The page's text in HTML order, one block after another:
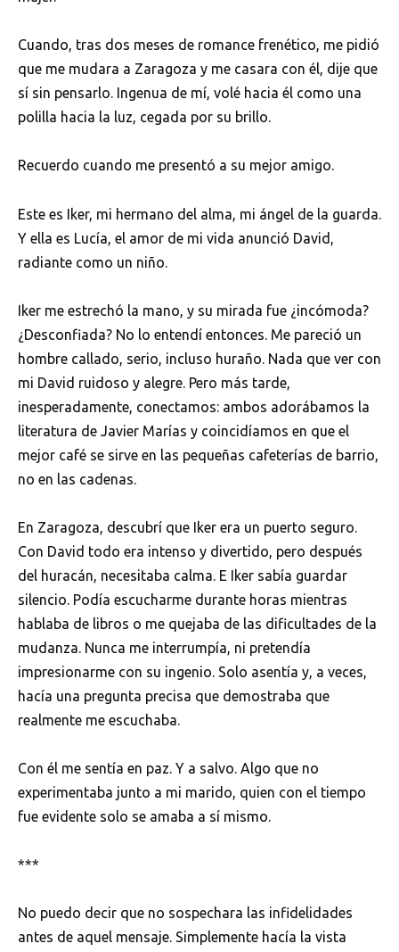
Cuando, tras dos meses de romance frenético, me pidió
que me mudara a Zaragoza y me casara con él, dije que
sí sin pensarlo. Ingenua de mí, volé hacia él como una
polilla hacia la luz, cegada por su brillo.
Recuerdo cuando me presentó a su mejor amigo.
Este es Iker, mi hermano del alma, mi ángel de la guarda.
Y ella es Lucía, el amor de mi vida anunció David,
radiante como un niño.
Iker me estrechó la mano, y su mirada fue ¿incómoda?
¿Desconfiada? No lo entendí entonces. Me pareció un
hombre callado, serio, incluso huraño. Nada que ver con
mi David ruidoso y alegre. Pero más tarde,
inesperadamente, conectamos: ambos adorábamos la
literatura de Javier Marías y coincidíamos en que el
mejor café se sirve en las pequeñas cafeterías de barrio,
no en las cadenas.
En Zaragoza, descubrí que Iker era un puerto seguro.
Con David todo era intenso y divertido, pero después
del huracán, necesitaba calma. E Iker sabía guardar
silencio. Podía escucharme durante horas mientras
hablaba de libros o me quejaba de las dificultades de la
mudanza. Nunca me interrumpía, ni pretendía
impresionarme con su ingenio. Solo asentía y, a veces,
hacía una pregunta precisa que demostraba que
realmente me escuchaba.
Con él me sentía en paz. Y a salvo. Algo que no
experimentaba junto a mi marido, quien con el tiempo
fue evidente solo se amaba a sí mismo.
***
No puedo decir que no sospechara las infidelidades
antes de aquel mensaje. Simplemente hacía la vista